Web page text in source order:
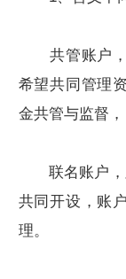
共管账户，
希望共同管理
金共管与监督，
联名账户，
共同开设，账
理。